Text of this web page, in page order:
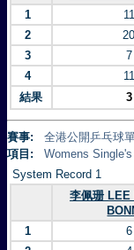
1
11
2
20
3
7
4
11
結果
3
賽事:
全港公開乒乓球
項目:
Womens
System Record 1
李佩珊 LEE
1 6